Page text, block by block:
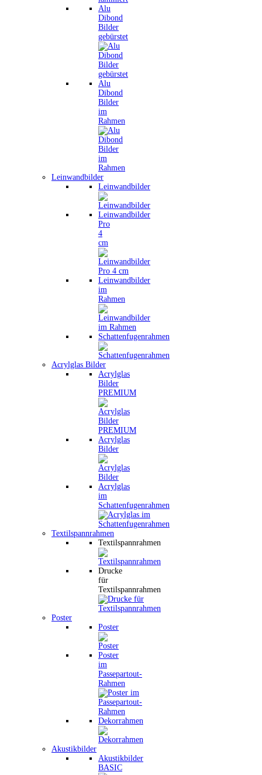
Alu
Dibond
Bilder
gebürstet
Alu
Dibond
Bilder
im
Rahmen
Leinwandbilder
Leinwandbilder
Leinwandbilder
Pro
4
cm
Leinwandbilder
im
Rahmen
Schattenfugenrahmen
Acrylglas Bilder
Acrylglas
Bilder
PREMIUM
Acrylglas
Bilder
Acrylglas
im
Schattenfugenrahmen
Textilspannrahmen
Textilspannrahmen
Drucke
für
Textilspannrahmen
Poster
Poster
Poster
im
Passepartout-
Rahmen
Dekorrahmen
Akustikbilder
Akustikbilder
BASIC